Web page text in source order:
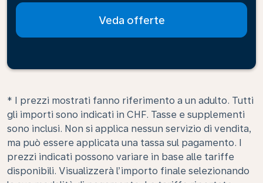
Veda offerte
* I prezzi mostrati fanno riferimento a un adulto. Tutti
gli importi sono indicati in CHF. Tasse e supplementi
sono inclusi. Non si applica nessun servizio di vendita,
ma può essere applicata una tassa sul pagamento. I
prezzi indicati possono variare in base alle tariffe
disponibili. Visualizzerà l’importo finale selezionando